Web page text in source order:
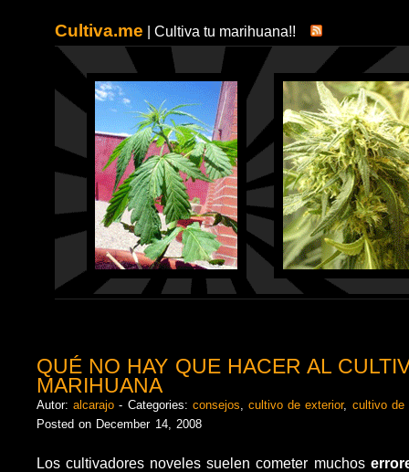
Cultiva.me | Cultiva tu marihuana!!
QUÉ NO HAY QUE HACER AL
MARIHUANA
Autor:alcarajo - Categories: consejos ,cultivo de exterior, cultivo de
Posted on December 14, 2008
Los cultivadores noveles suelen cometer muchos